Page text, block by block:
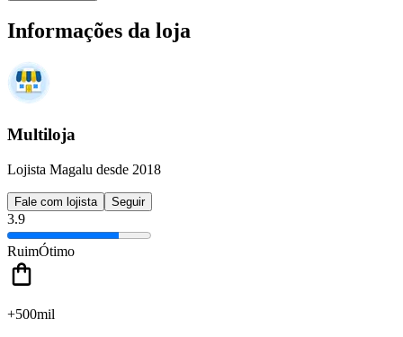
Informações da loja
Multiloja
Lojista Magalu desde 2018
Fale com lojista Seguir
3.9
RuimÓtimo
+500mil